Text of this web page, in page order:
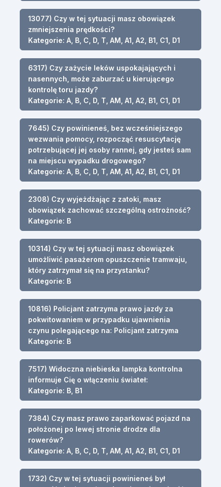
13077) Czy w tej sytuacji masz obowiązek
zmniejszenia prędkości?
Kategorie: A, B, C, D, T, AM, A1, A2, B1, C1, D1
6317) Czy zażycie leków uspokajających i
nasennych, może zaburzać u kierującego
kontrolę toru jazdy?
Kategorie: A, B, C, D, T, AM, A1, A2, B1, C1, D1
7645) Czy powinieneś, bez wcześniejszego
wezwania pomocy, rozpocząć resuscytację
potrzebującej jej osoby rannej, gdy jesteś sam
na miejscu wypadku drogowego?
Kategorie: A, B, C, D, T, AM, A1, A2, B1, C1, D1
2308) Czy wyjeżdżając z zatoki, masz
obowiązek zachować szczególną ostrożność?
Kategorie: B
10314) Czy w tej sytuacji masz obowiązek
umożliwić pasażerom opuszczenie tramwaju,
który zatrzymał się na przystanku?
Kategorie: B
10816) Policjant zatrzyma prawo jazdy za
pokwitowaniem w przypadku ujawnienia
czynu polegającego na: Policjant zatrzyma
Kategorie: B
7517) Widoczna niebieska lampka kontrolna
informuje Cię o włączeniu świateł:
Kategorie: B, B1
7384) Czy masz prawo zaparkować pojazd na
położonej po lewej stronie drodze dla
rowerów?
Kategorie: A, B, C, D, T, AM, A1, A2, B1, C1, D1
1732) Czy w tej sytuacji powinieneś był